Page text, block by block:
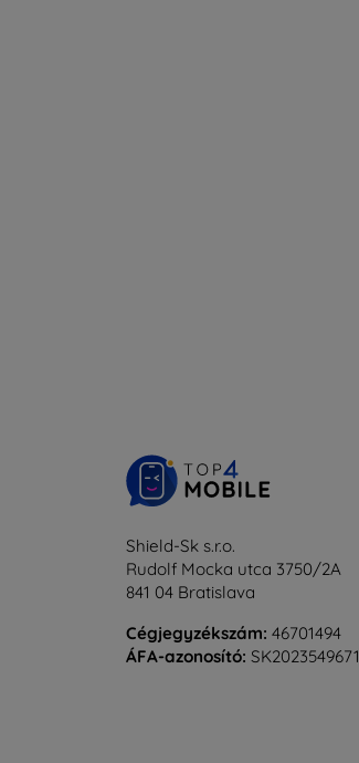
Shield-Sk s.r.o.
Rudolf Mocka utca 3750/2A
841 04 Bratislava
Cégjegyzékszám: 46701494
ÁFA-azonosító: SK2023549671